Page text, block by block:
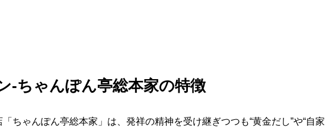
‐ちゃんぽん亭総本家の特徴
ちゃんぽん亭総本家」は、発祥の精神を受け継ぎつつも“黄金だし”や“自家